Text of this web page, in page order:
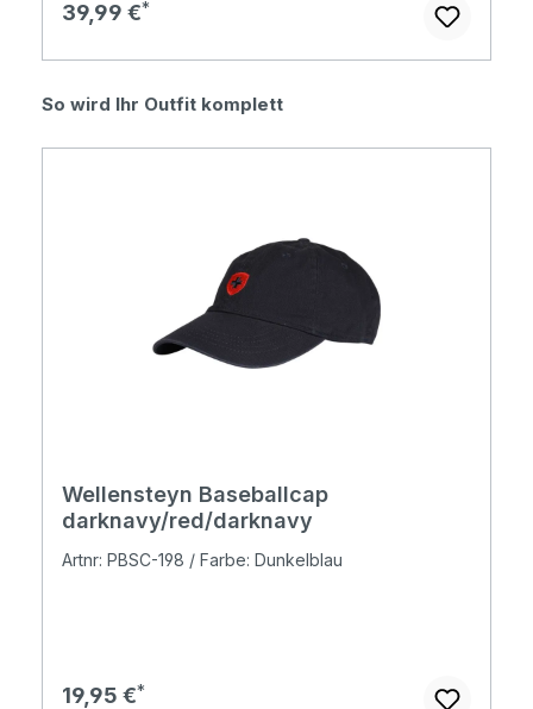
Regulärer Preis:
39,99 €
Produktgalerie überspringen
So wird Ihr Outfit komplett
Wellensteyn Baseballcap
darknavy/red/darknavy
Artnr: PBSC-198 / Farbe: Dunkelblau
Regulärer Preis:
19,95 €